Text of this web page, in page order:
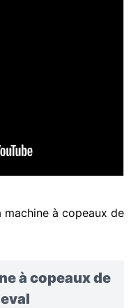
à copeaux de
à copeaux de